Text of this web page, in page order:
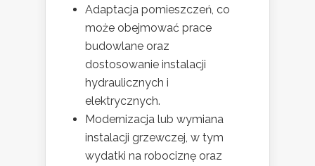
Adaptacja pomieszczeń, co
może obejmować prace
budowlane oraz
dostosowanie instalacji
hydraulicznych i
elektrycznych.
Modernizacja lub wymiana
instalacji grzewczej, w tym
wydatki na robociznę oraz